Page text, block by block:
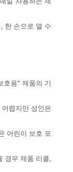
한 손으로 열 수
호용" 제품의 기
렵지만 성인은
어린이 보호 포
경우 제품 리콜,